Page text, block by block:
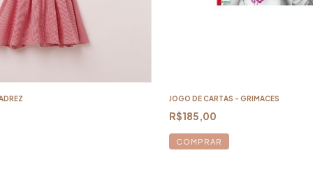
JOGO DE CARTAS - GRIMACES
R$185,00